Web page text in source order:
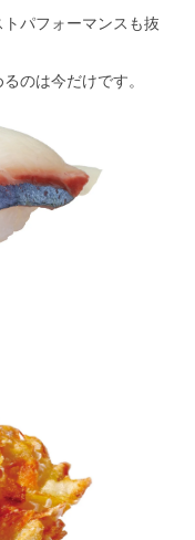
パフォーマンスも抜
のは今だけです。